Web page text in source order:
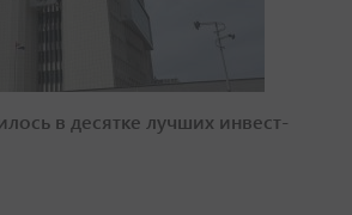
в десятке лучших инвест-